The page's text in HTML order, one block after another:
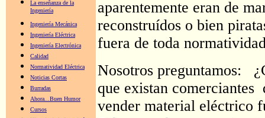
La enseñanza de la
Ingeniería
Ingeniería Mecánica
Ingeniería Eléctrica
Ingeniería Electrónica
Calidad
Normatividad Eléctrica
Noticias Cortas
Burradas
Ahora...Buen Humor
Cursos
aparentemente eran de
reconstruídos o bien
fuera de toda
Nosotros preguntamos:
que existan comerciantes
vender material eléctrico